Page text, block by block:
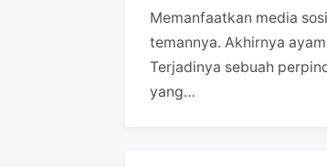
Memanfaatkan media
temannya. Akhirnya
Terjadinya sebuah
yang…